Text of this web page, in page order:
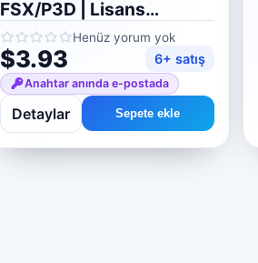
FSX/P3D | Lisans
anahtarı Henüz yorum yok
$3.93 6+ satış
Anahtar anında e-postada
Detaylar Sepete ekle